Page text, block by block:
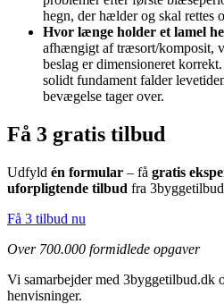
hegn, der hælder og skal rettes
Hvor længe holder et lamel
afhængigt af træsort/komposit,
beslag er dimensioneret
solidt fundament falder
bevægelse tager over.
Få 3 gratis tilbud
Udfyld én formular – få gratis
uforpligtende tilbud fra
Få 3 tilbud nu
Over 700.000 formidlede opgaver
Vi samarbejder med 3byggetilbud.dk
henvisninger.